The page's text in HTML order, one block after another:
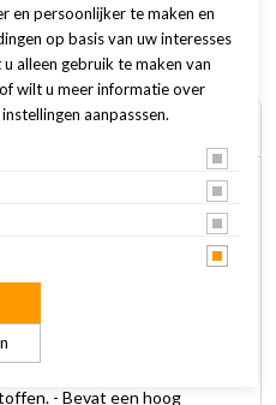
7 mm brok met specifieke
cocktail van o.a. natrium
magnesium en een extra
te helpen
is een volwaardig
aan aminozuren, vitamines
daarmee jouw (sport)paard
- Bevat een hoog
en persoonlijker te maken en
op basis van uw interesses
alleen gebruik te maken van
wilt u meer informatie over
aanpasssen.